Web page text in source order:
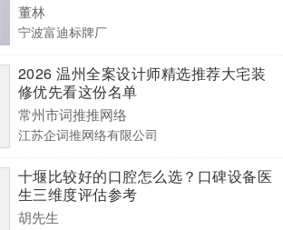
董林
宁波富迪标牌厂
2026 温州全案设计师精选推荐大宅装
修优先看这份名单
常州市词推推网络
江苏企词推网络有限公司
十堰比较好的口腔怎么选？口碑设备医
生三维度评估参考
胡先生